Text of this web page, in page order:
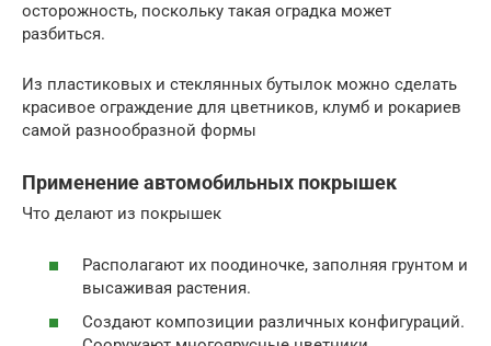
осторожность, поскольку такая оградка может
разбиться.
Из пластиковых и стеклянных бутылок можно сделать
красивое ограждение для цветников, клумб и рокариев
самой разнообразной формы
Применение автомобильных покрышек
Что делают из покрышек
Располагают их поодиночке, заполняя грунтом и
высаживая растения.
Создают композиции различных конфигураций.